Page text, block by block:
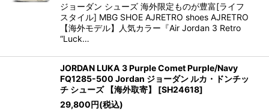
ジョーダン シューズ 海外限定ものが豊富[ライフ
スタイル] MBG SHOE AJRETRO shoes AJRETRO
【海外モデル】人気カラー『Air Jordan 3 Retro
“Luck…
JORDAN LUKA 3 Purple Comet Purple/Navy
FQ1285-500 Jordan ジョーダン ルカ・ドンチッ
チ シューズ 【海外取寄】
[SH24618]
29,800円(税込)